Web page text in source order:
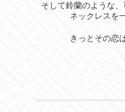
そして鈴蘭のような
ネックレスを
きっとその恋